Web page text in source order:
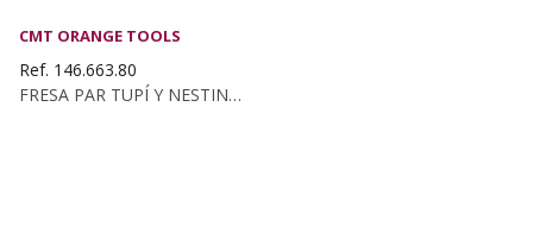
CMT ORANGE TOOLS
Ref. 146.663.80
FRESA PAR TUPÍ Y NESTING EN DIAMANTE D:80 I:14...